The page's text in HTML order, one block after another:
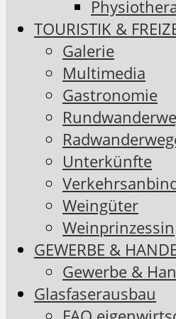
TOURISTIK &
Galerie
Multimedia
Gastronomie
Unterkünfte
Weingüter
Weinprinzessin
GEWERBE &
Gewerbe &
Glasfaserausbau